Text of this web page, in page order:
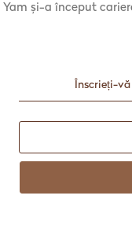
Yam și-a început
Înscrieți-